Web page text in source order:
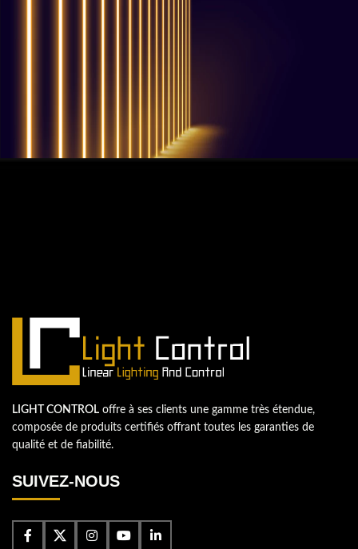
LIGHT CONTROL offre à ses clients une gamme très étendue,
composée de produits certifiés offrant toutes les garanties de
qualité et de fiabilité.
SUIVEZ-NOUS